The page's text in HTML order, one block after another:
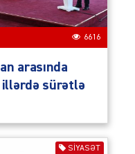
6616
arasında
illərdə sürətlə
SIYASƏT